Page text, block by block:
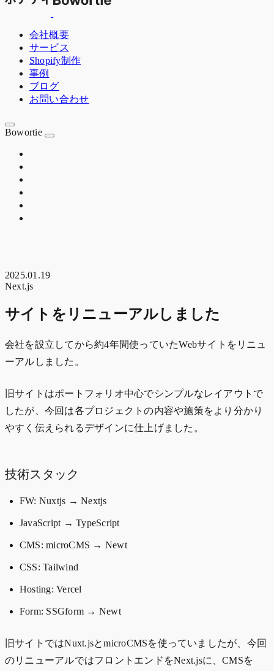
会社概要
サービス
Shopify制作
事例
ブログ
お問い合わせ
Bowortie
2025.01.19
Next.js
サイトをリニューアルしました
会社を設立してから約4年間使っていたWebサイトをリニュ
ーアルしました。
旧サイトはポートフォリオ中心でシンプルなレイアウトで
したが、今回は各プロジェクトの内容や施策をより分かり
やすく伝えられるデザインに仕上げました。
技術スタック
FW: Nuxtjs → Nextjs
JavaScript → TypeScript
CMS: microCMS → Newt
CSS: Tailwind
Hosting: Vercel
Form: SSGform → Newt
旧サイトではNuxt.jsとmicroCMSを使っていましたが、今回
のリニューアルではフロントエンドをNext.jsに、CMSを